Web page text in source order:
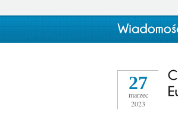
27
marzec
2023